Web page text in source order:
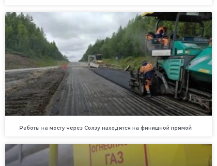
Работы на мосту через Солзу находятся на финишной прямой